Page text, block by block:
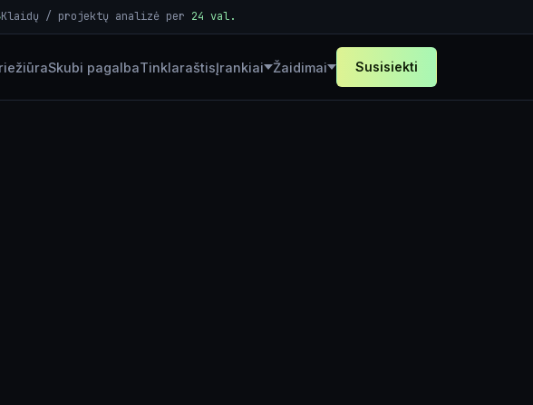
Klaidų / projektų analizė per 24 val.
Skubi pagalbaTinklaraštisĮrankiai Žaidimai Susisiekti